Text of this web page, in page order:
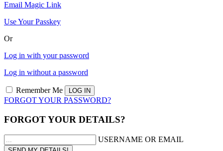
Email Magic Link
Use Your Passkey
Or
Log in with your password
Log in without a password
Remember Me
FORGOT YOUR PASSWORD?
FORGOT YOUR DETAILS?
USERNAME OR EMAIL